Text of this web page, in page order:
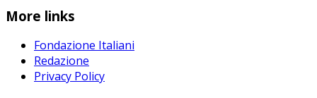
More links
Fondazione Italiani
Redazione
Privacy Policy